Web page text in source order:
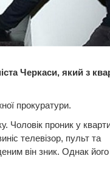
Черкаси, який з
прокуратури.
Чоловік проник у
телевізор, пульт та
він зник. Однак